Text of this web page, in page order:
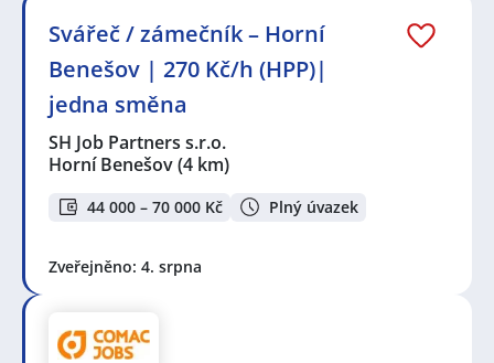
Svářeč / zámečník – Horní
Benešov | 270 Kč/h (HPP)|
jedna směna
SH Job Partners s.r.o.
Horní Benešov(4 km)
44 000 – 70 000 Kč Plný úvazek
Zveřejněno: 4. srpna